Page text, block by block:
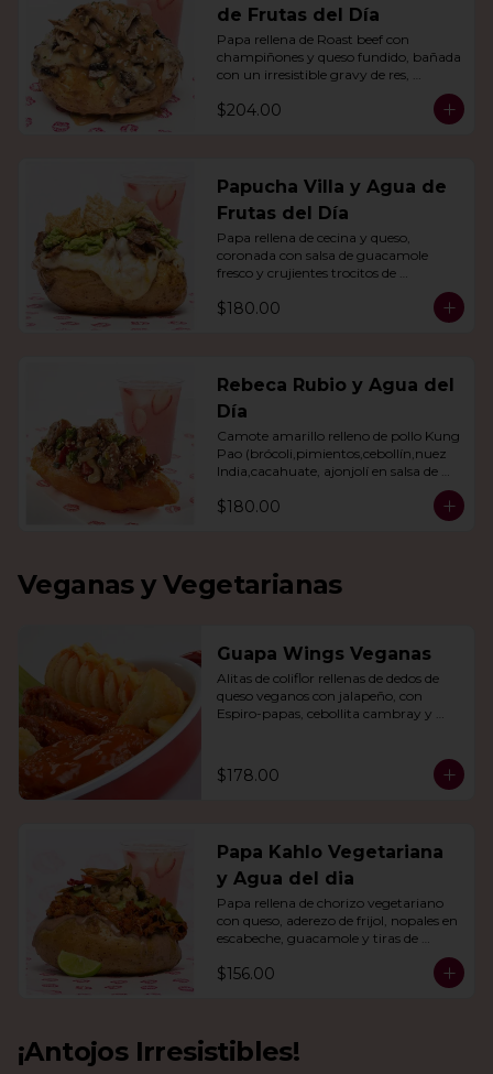
de Frutas del Día
Papa rellena de Roast beef con
champiñones y queso fundido, bañada
con un irresistible gravy de res,
$204.00
Papucha Villa y Agua de
Frutas del Día
Papa rellena de cecina y queso,
coronada con salsa de guacamole
fresco y crujientes trocitos de
agua del día.
$180.00
Rebeca Rubio y Agua del
Día
Camote amarillo relleno de pollo Kung
Pao (brócoli,pimientos,cebollín,nuez
India,cacahuate, ajonjolí en salsa de
$180.00
Veganas y Vegetarianas
Guapa Wings Veganas
Alitas de coliflor rellenas de dedos de
queso veganos con jalapeño, con
Espiro-papas, cebollita cambray y
$178.00
Papa Kahlo Vegetariana
y Agua del dia
Papa rellena de chorizo vegetariano
con queso, aderezo de frijol, nopales en
escabeche, guacamole y tiras de
$156.00
¡Antojos Irresistibles!